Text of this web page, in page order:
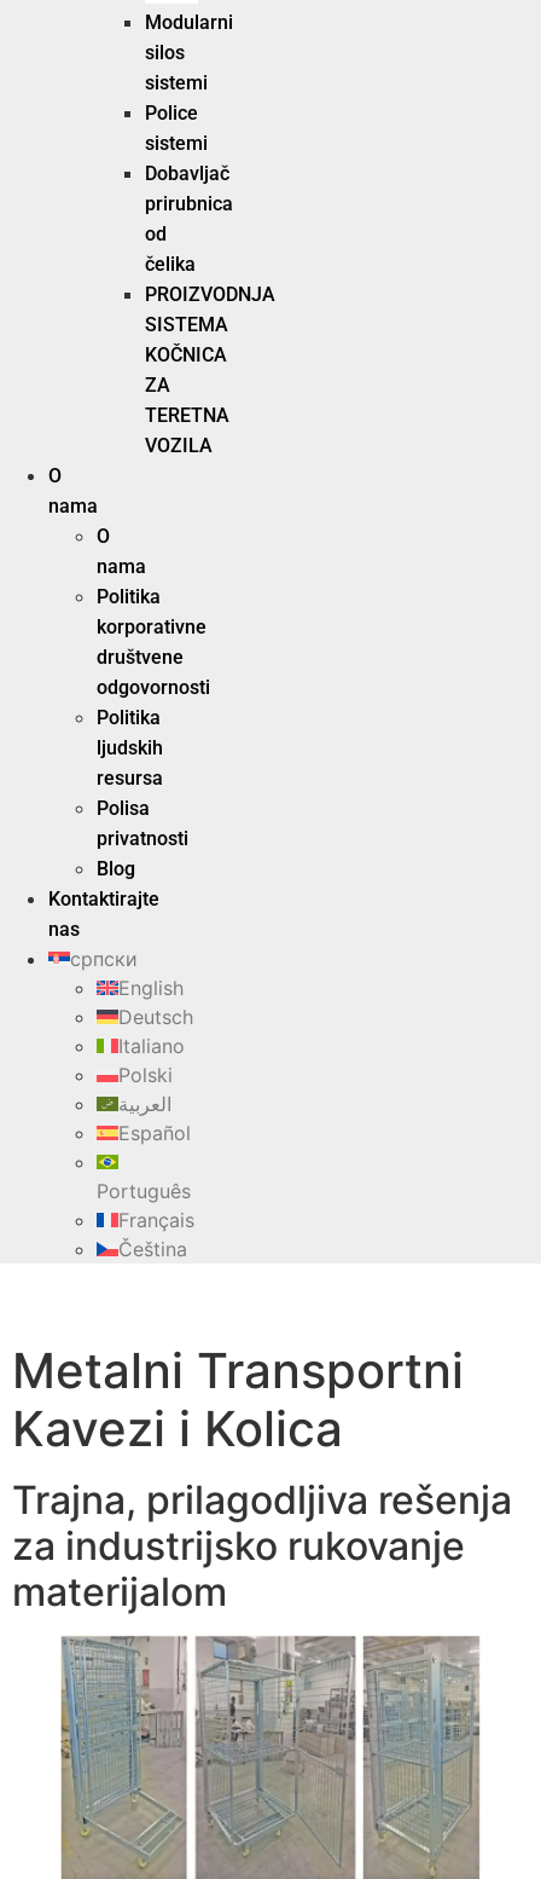
Modularni
silos
sistemi
Police
sistemi
Dobavljač
prirubnica
od
čelika
PROIZVODNJA
SISTEMA
KOČNICA
ZA
TERETNA
VOZILA
O
nama
O
nama
Politika
korporativne
društvene
odgovornosti
Politika
ljudskih
resursa
Polisa
privatnosti
Blog
Kontaktirajte
nas
српски
English
Deutsch
Italiano
Polski
العربية
Español
Português
Français
Čeština
Metalni Transportni
Kavezi i Kolica
Trajna, prilagodljiva rešenja
za industrijsko rukovanje
materijalom